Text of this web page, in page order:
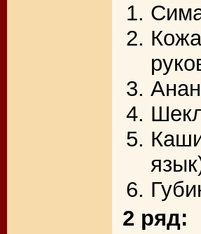
2 ряд: